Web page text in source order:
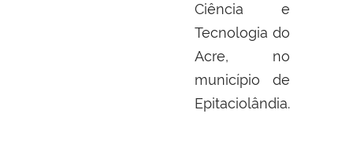
Ciência e
Tecnologia do
Acre, no
município de
Epitaciolândia.